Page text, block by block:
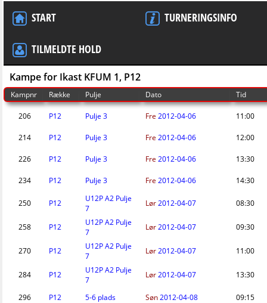
START TURNERINGSINFO
TILMELDTE HOLD
Kampe for Ikast KFUM 1, P12
Kampnr Række Pulje Dato Tid
206 P12 Pulje 3 Fre 2012-04-06 11:00
214 P12 Pulje 3 Fre 2012-04-06 12:00
226 P12 Pulje 3 Fre 2012-04-06 13:30
234 P12 Pulje 3 Fre 2012-04-06 14:30
250 P12
U12P A2 Pulje
7
Lør2012-04-07 08:30
258 P12
U12P A2 Pulje
7
Lør2012-04-07 09:30
270 P12
U12P A2 Pulje
7
Lør2012-04-07 11:00
284 P12
U12P A2 Pulje
7
Lør2012-04-07 13:30
296 P12 5-6 plads Søn2012-04-08 09:15